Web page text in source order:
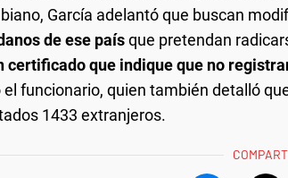
García adelantó que buscan
de ese paísque pretendan
certificado que indique que no
el funcionario, quien también detalló
1433 extranjeros.